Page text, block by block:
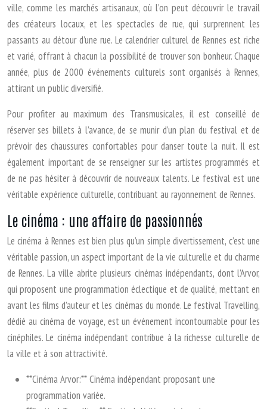
ville, comme les marchés artisanaux, où l’on peut découvrir le travail
des créateurs locaux, et les spectacles de rue, qui surprennent les
passants au détour d’une rue. Le calendrier culturel de Rennes est riche
et varié, offrant à chacun la possibilité de trouver son bonheur. Chaque
année, plus de 2000 événements culturels sont organisés à Rennes,
attirant un public diversifié.
Pour profiter au maximum des Transmusicales, il est conseillé de
réserver ses billets à l’avance, de se munir d’un plan du festival et de
prévoir des chaussures confortables pour danser toute la nuit. Il est
également important de se renseigner sur les artistes programmés et
de ne pas hésiter à découvrir de nouveaux talents. Le festival est une
véritable expérience culturelle, contribuant au rayonnement de Rennes.
Le cinéma : une affaire de passionnés
Le cinéma à Rennes est bien plus qu’un simple divertissement, c’est une
véritable passion, un aspect important de la vie culturelle et du charme
de Rennes. La ville abrite plusieurs cinémas indépendants, dont l’Arvor,
qui proposent une programmation éclectique et de qualité, mettant en
avant les films d’auteur et les cinémas du monde. Le festival Travelling,
dédié au cinéma de voyage, est un événement incontournable pour les
cinéphiles. Le cinéma indépendant contribue à la richesse culturelle de
la ville et à son attractivité.
**Cinéma Arvor:** Cinéma indépendant proposant une
programmation variée.